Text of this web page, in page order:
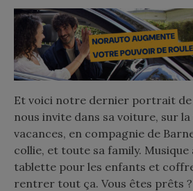
Et voici notre dernier portrait de
nous invite dans sa voiture, sur
vacances, en compagnie de
collie, et toute sa family.
tablette pour les enfants et
rentrer tout ça. Vous êtes prêts